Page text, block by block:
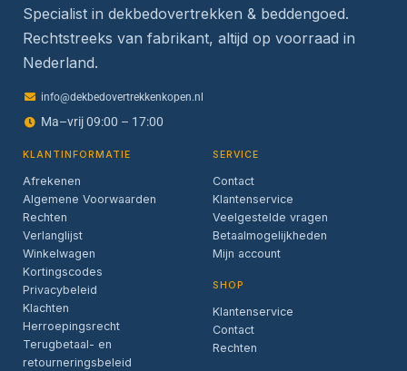
Specialist in dekbedovertrekken & beddengoed.
Rechtstreeks van fabrikant, altijd op voorraad in
Nederland.
info@dekbedovertrekkenkopen.nl
Ma–vrij 09:00 – 17:00
KLANTINFORMATIE
Afrekenen
Algemene Voorwaarden
Rechten
Verlanglijst
Winkelwagen
Kortingscodes
Privacybeleid
Klachten
Herroepingsrecht
Terugbetaal- en
retourneringsbeleid
SERVICE
Contact
Klantenservice
Veelgestelde vragen
Betaalmogelijkheden
Mijn account
SHOP
Klantenservice
Contact
Rechten